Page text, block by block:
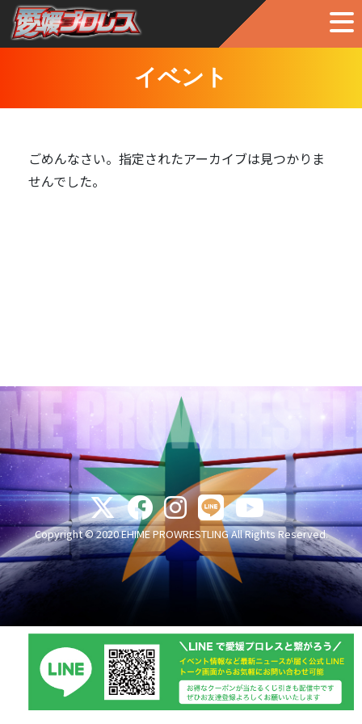
イベント
ごめんなさい。指定されたアーカイブは見つかりま
せんでした。
Copyright © 2020 EHIME PROWRESTLING All Rights Reserved.